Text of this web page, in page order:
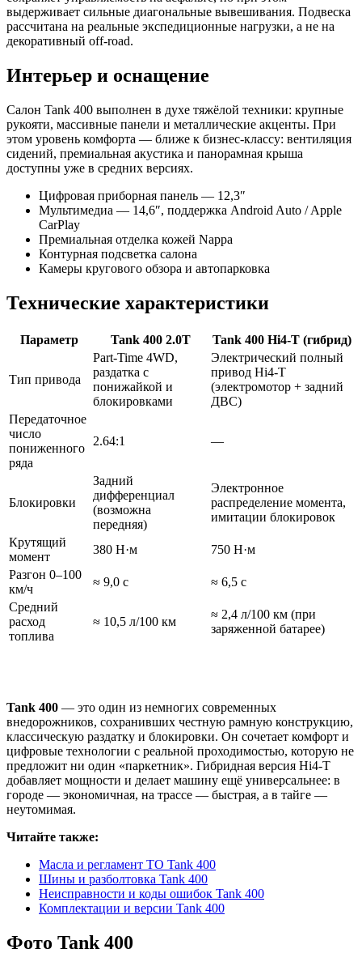
выдерживает сильные диагональные вывешивания. Подвеска
рассчитана на реальные экспедиционные нагрузки, а не на
декоративный off-road.
Интерьер и оснащение
Салон Tank 400 выполнен в духе тяжёлой техники: крупные
рукояти, массивные панели и металлические акценты. При
этом уровень комфорта — ближе к бизнес-классу: вентиляция
сидений, премиальная акустика и панорамная крыша
доступны уже в средних версиях.
Цифровая приборная панель — 12,3″
Мультимедиа — 14,6″, поддержка Android Auto / Apple
CarPlay
Премиальная отделка кожей Nappa
Контурная подсветка салона
Камеры кругового обзора и автопарковка
Технические характеристики
Параметр Tank 400 2.0T Tank 400 Hi4-T (гибрид)
Тип привода
Part-Time 4WD,
раздатка с
понижайкой и
блокировками
Электрический полный
привод Hi4-T
(электромотор + задний
ДВС)
Передаточное
число
пониженного
ряда
2.64:1 —
Блокировки
Задний
дифференциал
(возможна
передняя)
Электронное
распределение момента,
имитации блокировок
Крутящий
момент
380 Н·м
750 Н·м
Разгон 0–100
км/ч
≈ 9,0 с
≈ 6,5 с
Средний
расход
топлива
≈ 10,5 л/100 км
≈ 2,4 л/100 км (при
заряженной батарее)
Tank 400 — это один из немногих современных
внедорожников, сохранивших честную рамную конструкцию,
классическую раздатку и блокировки. Он сочетает комфорт и
цифровые технологии с реальной проходимостью, которую не
предложит ни один «паркетник». Гибридная версия Hi4-T
добавляет мощности и делает машину ещё универсальнее: в
городе — экономичная, на трассе — быстрая, а в тайге —
неутомимая.
Читайте также:
Масла и регламент ТО Tank 400
Шины и разболтовка Tank 400
Неисправности и коды ошибок Tank 400
Комплектации и версии Tank 400
Фото Tank 400